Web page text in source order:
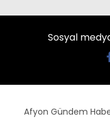
Sosyal
Afyon Gündem